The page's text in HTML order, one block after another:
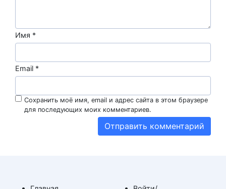
Имя *
Email *
Сохранить моё имя, email и адрес сайта в этом браузере
для последующих моих комментариев.